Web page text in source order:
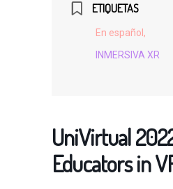
ETIQUETAS
En español,
INMERSIVA XR
UniVirtual
Educators in